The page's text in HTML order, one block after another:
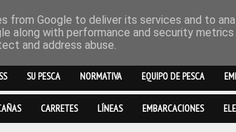
SU PESCA NORMATIVA EQUIPO DE PESCA
CARRETES LÍNEAS EMBARCACIONES
from Google to deliver its services and to
along with performance and security
and address abuse.